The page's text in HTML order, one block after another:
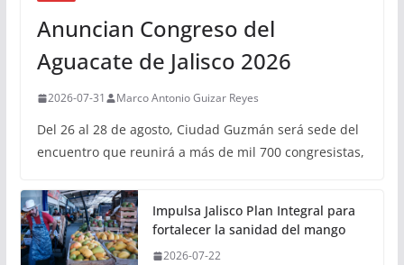
Anuncian Congreso del
Aguacate de Jalisco 2026
2026-07-31 Marco Antonio Guizar Reyes
Del 26 al 28 de agosto, Ciudad Guzmán será sede del
encuentro que reunirá a más de mil 700 congresistas,
Impulsa Jalisco Plan Integral para
fortalecer la sanidad del mango
2026-07-22